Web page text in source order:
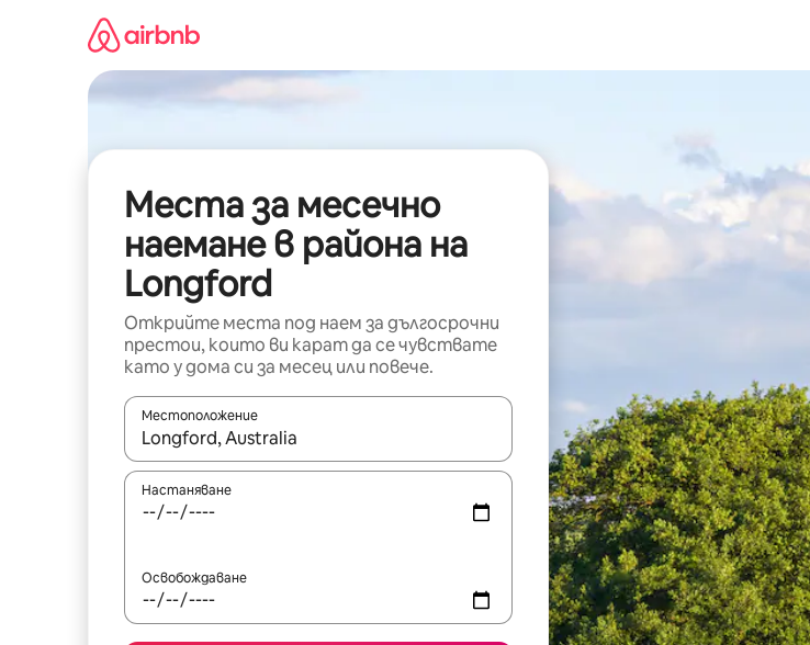
съдържанието
Места за месечно
наемане в района на
Longford
Открийте места под наем за дългосрочни
престои, които ви карат да се чувствате
като у дома си за месец или повече.
Местоположение
Когато резултатите се покажат, използвайте клавишите със стрелки нагоре и
Настаняване
Освобождаване